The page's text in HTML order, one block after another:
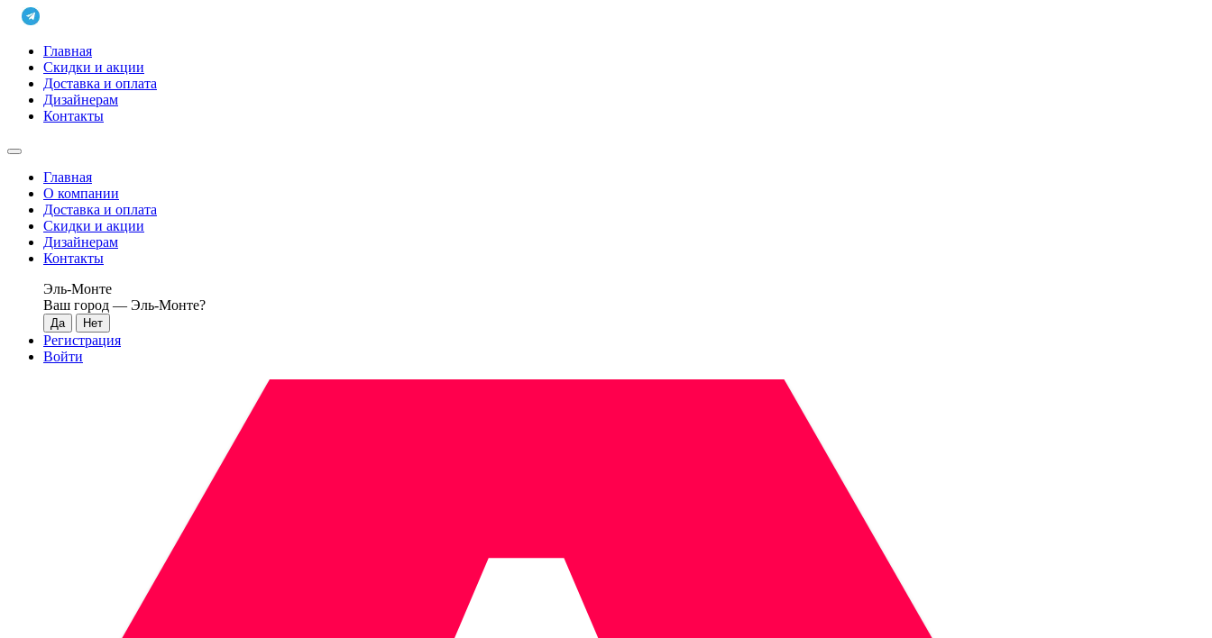
Главная
Скидки и акции
Доставка и оплата
Дизайнерам
Контакты
Главная
О компании
Доставка и оплата
Скидки и акции
Дизайнерам
Контакты
Эль-Монте
Ваш город — Эль-Монте?
Регистрация
Войти